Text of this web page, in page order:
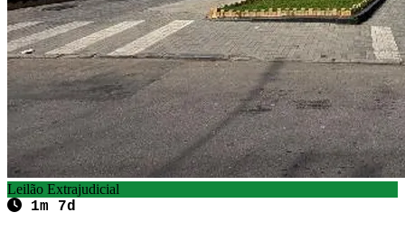
Leilão Extrajudicial
1m 7d